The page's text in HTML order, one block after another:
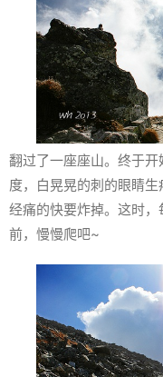
翻过了一座座山。终于
度，白晃晃的刺的眼睛
经痛的快要炸掉。这时
前，慢慢爬吧~